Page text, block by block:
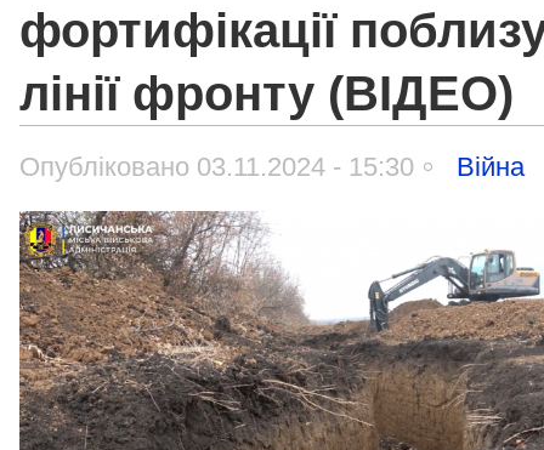
фортифікації
лінії фронту (ВІДЕО)
Опубліковано 03.11.2024 - 15:30 Війна